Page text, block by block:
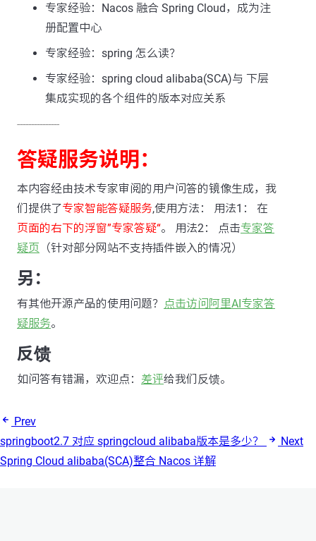
专家经验：Nacos 融合 Spring Cloud，成为注
册配置中心
专家经验：spring 怎么读？
专家经验：spring cloud alibaba(SCA)与 下层
集成实现的各个组件的版本对应关系
---------------
答疑服务说明：
本内容经由技术专家审阅的用户问答的镜像生成，我
们提供了专家智能答疑服务,使用方法： 用法1： 在
页面的右下的浮窗”专家答疑“。 用法2： 点击专家答
疑页 （针对部分网站不支持插件嵌入的情况）
另：
有其他开源产品的使用问题？
点击访问阿里AI专家答
疑服务。
反馈
如问答有错漏，欢迎点： 差评给我们反馈。
Prev
springboot2.7 对应 springcloud alibaba版本是多少？
Next
Spring Cloud alibaba(SCA)整合 Nacos 详解